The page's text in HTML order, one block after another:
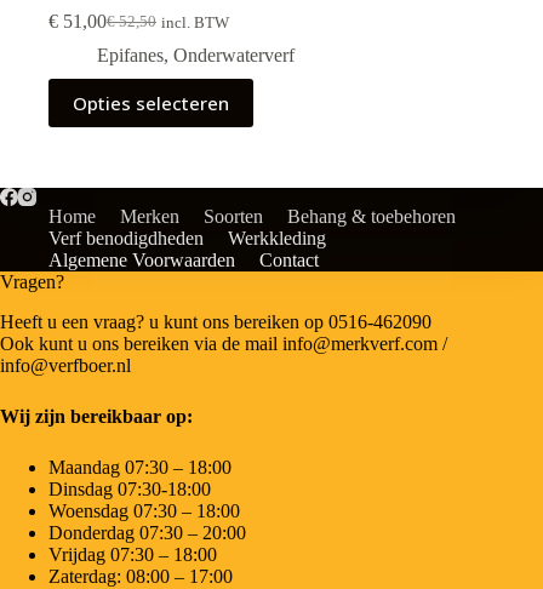
€52,50
€ 51,00 incl. BTW
Epifanes, Onderwaterverf
Opties selecteren
Home Merken Soorten
Behang & toebehoren
Verf benodigdheden
Werkkleding
Algemene Voorwaarden
Contact
Vragen?
Heeft u een vraag? u kunt ons bereiken op 0516-462090
Ook kunt u ons bereiken via de mail info@merkverf.com /
info@verfboer.nl
Wij zijn bereikbaar op:
Maandag 07:30 – 18:00
Dinsdag 07:30-18:00
Woensdag 07:30 – 18:00
Donderdag 07:30 – 20:00
Vrijdag 07:30 – 18:00
Zaterdag: 08:00 – 17:00